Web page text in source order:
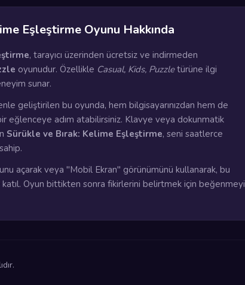
Eşleştirme Oyunu Hakkında
, tarayıcı üzerinden ücretsiz ve indirmeden
oyunudur. Özellikle Casual, Kids, Puzzletürüne ilgi
sunar.
geliştirilen bu oyunda, hem bilgisayarınızdan hem de
eğlenceye adım atabilirsiniz. Klavye veya dokunmatik
Sürükle ve Bırak: Kelime Eşleştirme, seni saatlerce
açarak veya "Mobil Ekran" görünümünü kullanarak, bu
katıl. Oyun bittikten sonra fikirlerini belirtmek için beğenmeyi